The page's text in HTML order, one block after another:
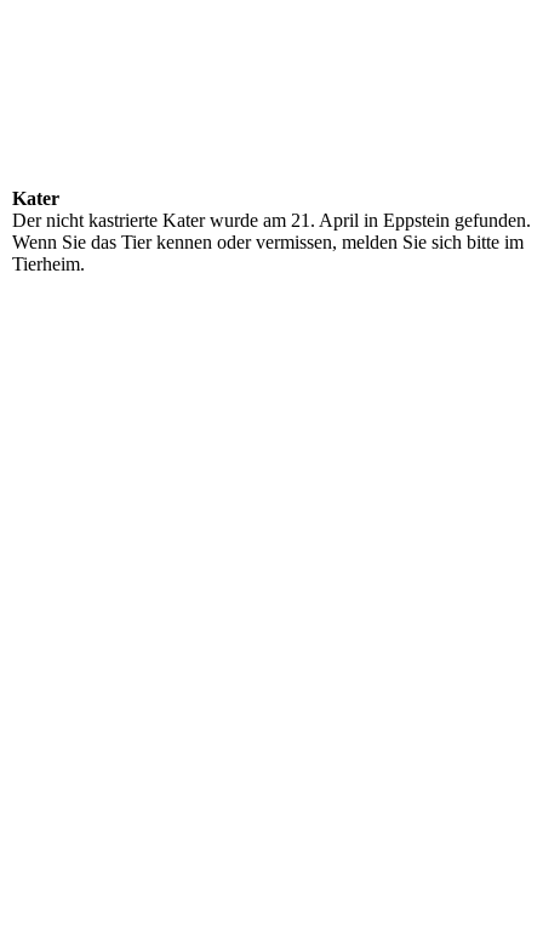
Kater
Der nicht kastrierte Kater wurde am 21. April in Eppstein gefunden.
Wenn Sie das Tier kennen oder vermissen, melden Sie sich bitte im
Tierheim.